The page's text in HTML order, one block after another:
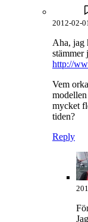
2012-02-
Aha, jag
stämmer
http://
Vem
mycket
tiden?
Reply